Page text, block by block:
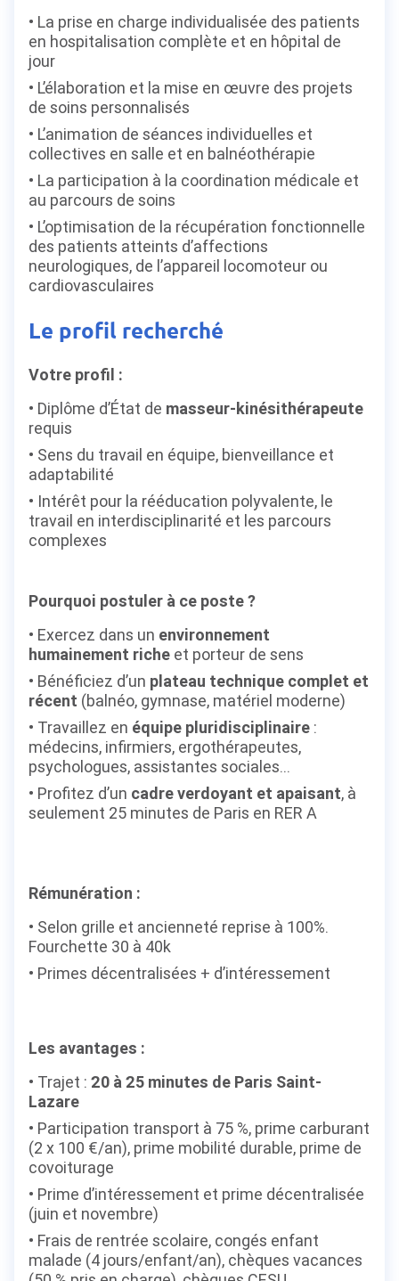
La prise en charge individualisée des patients
en hospitalisation complète et en hôpital de
jour
L’élaboration et la mise en œuvre des projets
de soins personnalisés
L’animation de séances individuelles et
collectives en salle et en balnéothérapie
La participation à la coordination médicale et
au parcours de soins
L’optimisation de la récupération fonctionnelle
des patients atteints d’affections
neurologiques, de l’appareil locomoteur ou
cardiovasculaires
Le profil recherché
Votre profil :
Diplôme d’État de masseur-kinésithérapeute
requis
Sens du travail en équipe, bienveillance et
adaptabilité
Intérêt pour la rééducation polyvalente, le
travail en interdisciplinarité et les parcours
complexes
Pourquoi postuler à ce poste ?
Exercez dans un environnement
humainement riche et porteur de sens
Bénéficiez d’un plateau technique complet et
récent (balnéo, gymnase, matériel moderne)
Travaillez en équipe pluridisciplinaire :
médecins, infirmiers, ergothérapeutes,
psychologues, assistantes sociales...
Profitez d’un cadre verdoyant et apaisant, à
seulement 25 minutes de Paris en RER A
Rémunération :
Selon grille et ancienneté reprise à 100%.
Fourchette 30 à 40k
Primes décentralisées + d’intéressement
Les avantages :
Trajet : 20 à 25 minutes de Paris Saint-
Lazare
Participation transport à 75 %, prime carburant
(2 x 100 €/an), prime mobilité durable, prime de
covoiturage
Prime d’intéressement et prime décentralisée
(juin et novembre)
Frais de rentrée scolaire, congés enfant
malade (4 jours/enfant/an), chèques vacances